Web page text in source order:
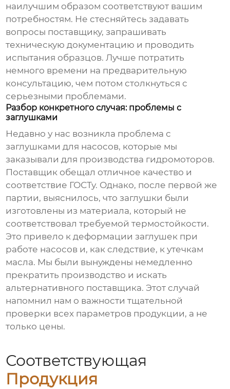
наилучшим образом соответствуют вашим
потребностям. Не стесняйтесь задавать
вопросы поставщику, запрашивать
техническую документацию и проводить
испытания образцов. Лучше потратить
немного времени на предварительную
консультацию, чем потом столкнуться с
серьезными проблемами.
Разбор конкретного случая: проблемы с
заглушками
Недавно у нас возникла проблема с
заглушками для насосов, которые мы
заказывали для производства гидромоторов.
Поставщик обещал отличное качество и
соответствие ГОСТу. Однако, после первой же
партии, выяснилось, что заглушки были
изготовлены из материала, который не
соответствовал требуемой термостойкости.
Это привело к деформации заглушек при
работе насосов и, как следствие, к утечкам
масла. Мы были вынуждены немедленно
прекратить производство и искать
альтернативного поставщика. Этот случай
напомнил нам о важности тщательной
проверки всех параметров продукции, а не
только цены.
Соответствующая
Продукция